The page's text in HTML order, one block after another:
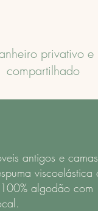
privativo e
compartilhado
antigos e camas
viscoelástica
algodão com